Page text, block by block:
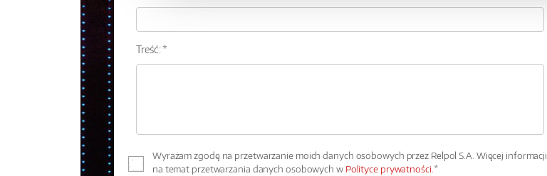
Treść: *
Wyrażam zgodę na przetwarzanie moich danych osobowych przez Relpol S.A. Więcej informacji
na temat przetwarzania danych osobowych w Polityce prywatności.*